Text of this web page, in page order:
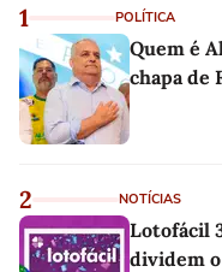
1 POLÍTICA
Quem é
chapa de
2 NOTÍCIAS
Lotofácil
dividem